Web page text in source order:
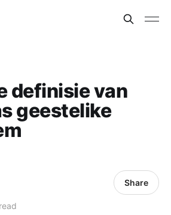
definisie van
geestelike
Share